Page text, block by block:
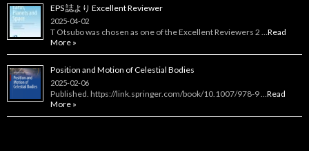
EPS 誌より Excellent Reviewer
2025-04-02
T Otsubo was chosen as one of the Excellent Reviewers 2 …Read
More »
Position and Motion of Celestial Bodies
2025-02-06
Published. https://link.springer.com/book/10.1007/978-9 …Read
More »